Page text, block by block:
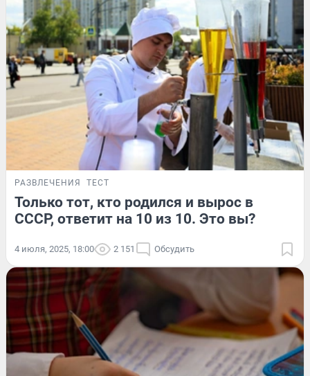
РАЗВЛЕЧЕНИЯ ТЕСТ
Только тот, кто родился и вырос в
СССР, ответит на 10 из 10. Это вы?
4 июля, 2025, 18:00 2 151 Обсудить